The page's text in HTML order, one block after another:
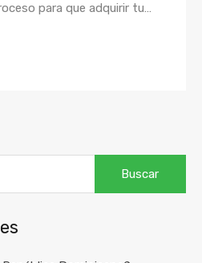
para que adquirir tu…